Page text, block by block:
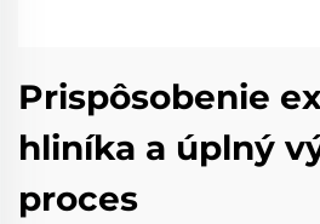
Prispôsobenie
hliníka a úplný
proces